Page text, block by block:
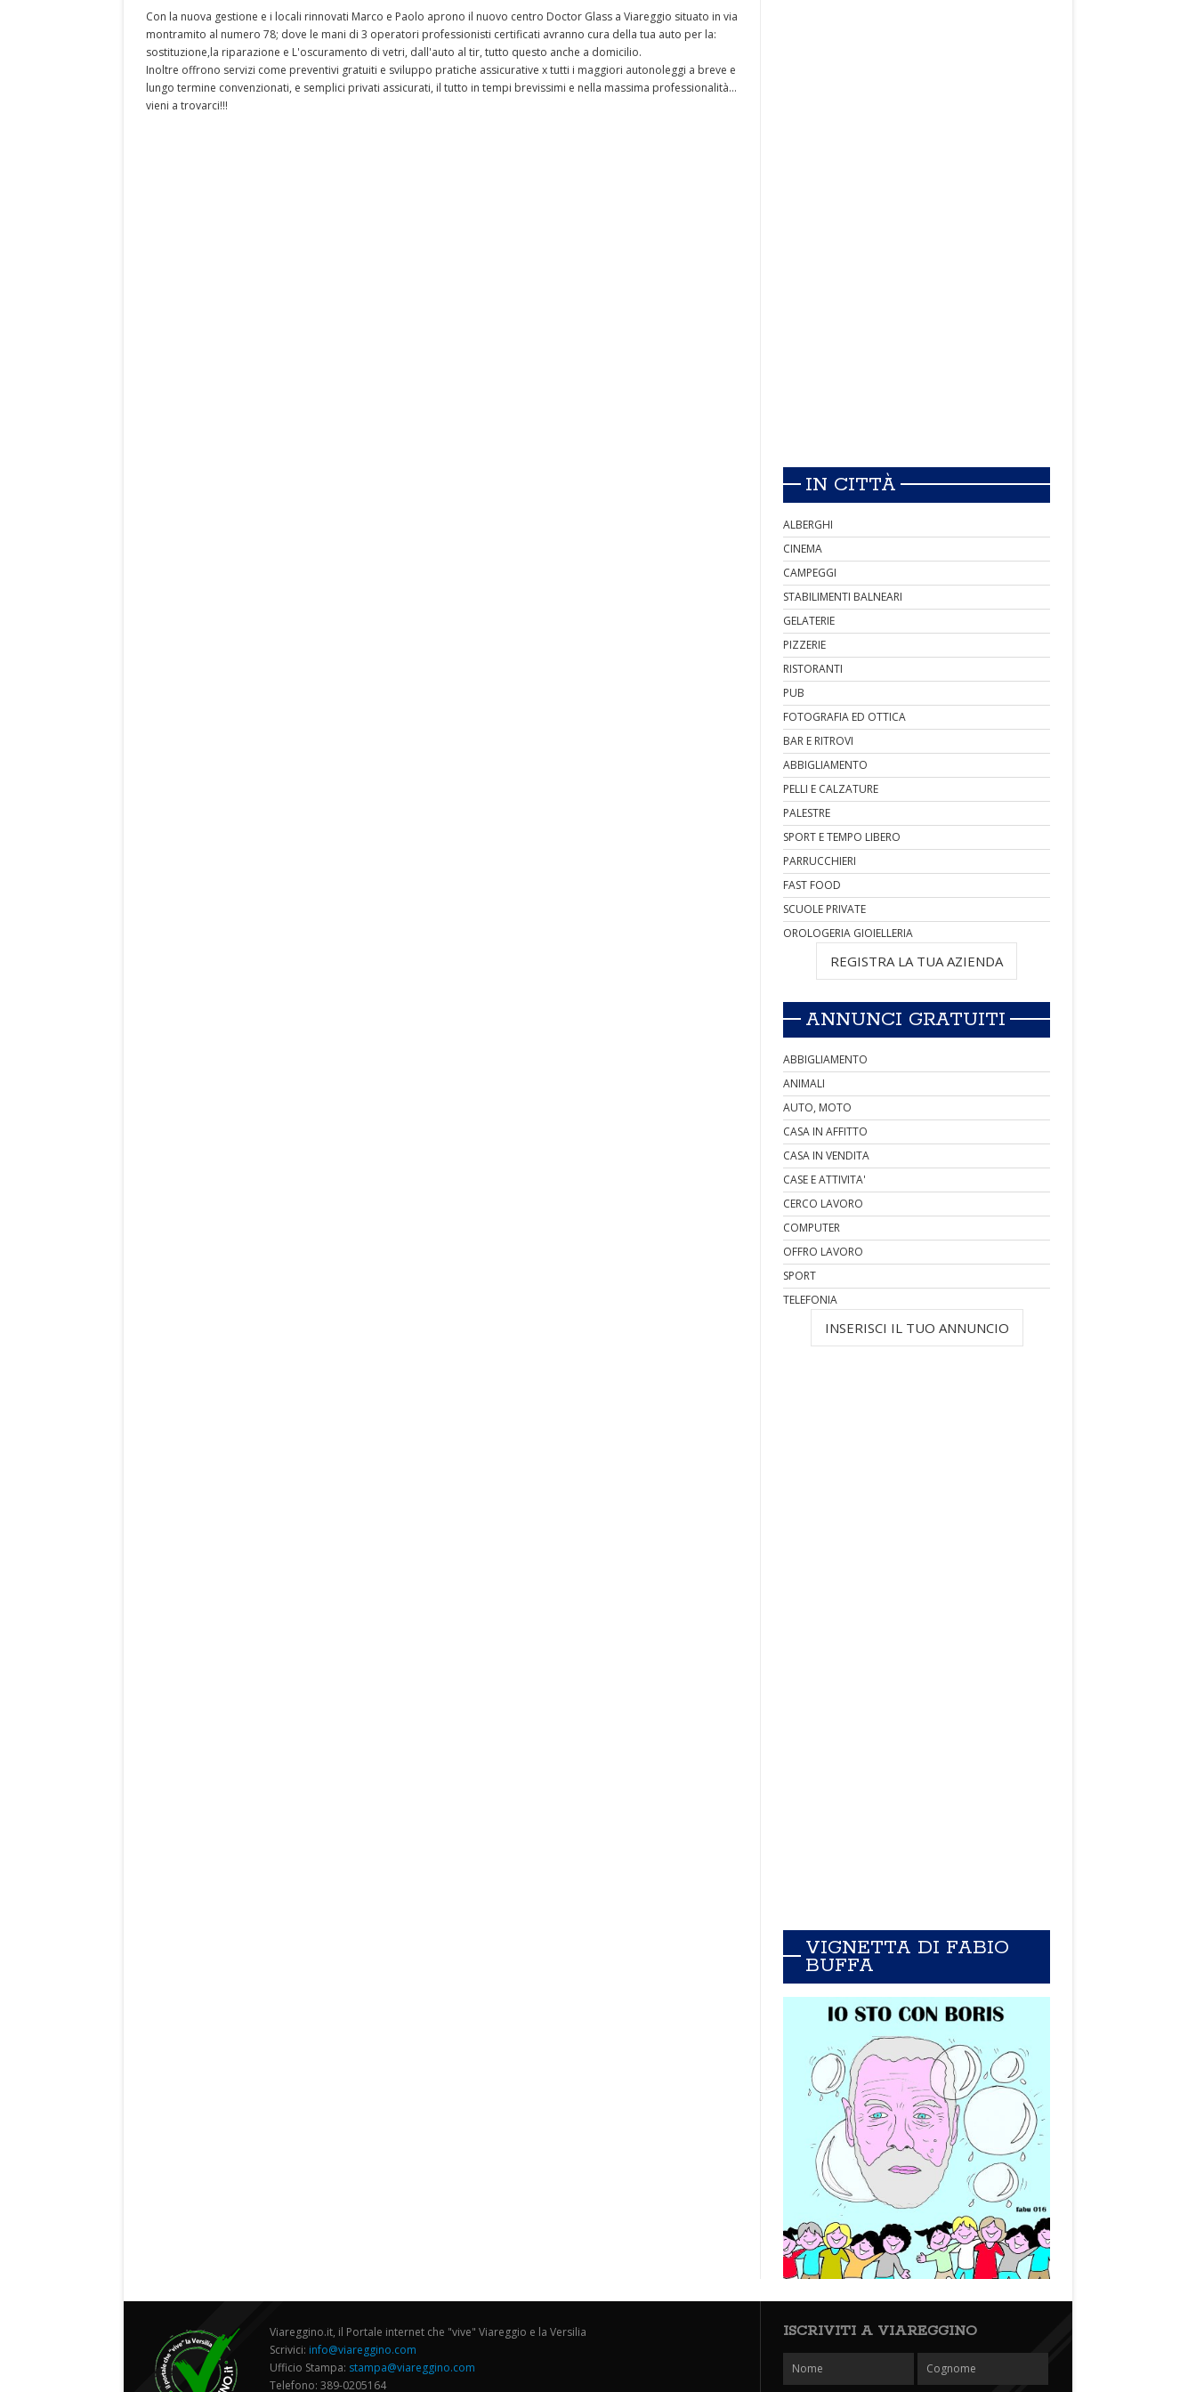
Con la nuova gestione e i locali rinnovati Marco e Paolo aprono il nuovo centro Doctor Glass a Viareggio situato in via
montramito al numero 78; dove le mani di 3 operatori professionisti certificati avranno cura della tua auto per la:
sostituzione,la riparazione e L'oscuramento di vetri, dall'auto al tir, tutto questo anche a domicilio.
Inoltre offrono servizi come preventivi gratuiti e sviluppo pratiche assicurative x tutti i maggiori autonoleggi a breve e
lungo termine convenzionati, e semplici privati assicurati, il tutto in tempi brevissimi e nella massima professionalità...
vieni a trovarci!!!
IN CITTÀ
ALBERGHI
CINEMA
CAMPEGGI
STABILIMENTI BALNEARI
GELATERIE
PIZZERIE
RISTORANTI
PUB
FOTOGRAFIA ED OTTICA
BAR E RITROVI
ABBIGLIAMENTO
PELLI E CALZATURE
PALESTRE
SPORT E TEMPO LIBERO
PARRUCCHIERI
FAST FOOD
SCUOLE PRIVATE
OROLOGERIA GIOIELLERIA
REGISTRA LA TUA AZIENDA
ANNUNCI GRATUITI
ABBIGLIAMENTO
ANIMALI
AUTO, MOTO
CASA IN AFFITTO
CASA IN VENDITA
CASE E ATTIVITA'
CERCO LAVORO
COMPUTER
OFFRO LAVORO
SPORT
TELEFONIA
INSERISCI IL TUO ANNUNCIO
VIGNETTA DI FABIO
BUFFA
Viareggino.it, il Portale internet che "vive" Viareggio e la Versilia
Scrivici: info@viareggino.com
Ufficio Stampa: stampa@viareggino.com
Telefono: 389-0205164
ISCRIVITI A VIAREGGINO